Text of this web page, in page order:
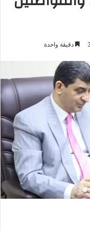
دقيقة واحدة